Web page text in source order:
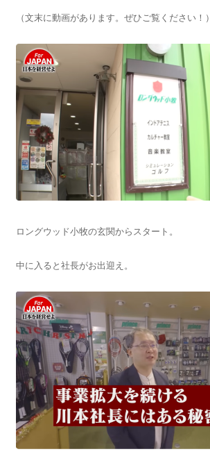
（文末に動画があります。ぜひご覧ください！）
ロングウッド小牧の玄関からスタート。
中に入ると社長がお出迎え。